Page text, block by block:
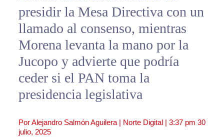
presidir la Mesa Directiva con un
llamado al consenso, mientras
Morena levanta la mano por la
Jucopo y advierte que podría
ceder si el PAN toma la
presidencia legislativa
Por Alejandro Salmón Aguilera | Norte Digital | 3:37 pm 30
julio, 2025